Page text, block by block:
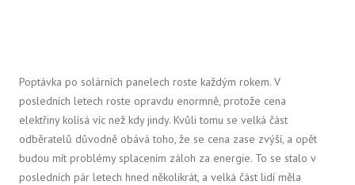
Poptávka po solárních panelech roste každým rokem. V
posledních letech roste opravdu enormně, protože cena
elektřiny kolísá víc než kdy jindy. Kvůli tomu se velká část
odběratelů důvodně obává toho, že se cena zase zvýší, a opět
budou mít problémy splacením záloh za energie. To se stalo v
posledních pár letech hned několikrát, a velká část lidí měla